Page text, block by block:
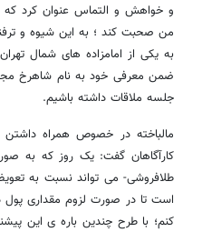
و خواهش و التماس عنوان کرد
من صحبت کند ؛ به این شیوه و
به یکی از امامزاده های شمال
ضمن معرفی خود به نام شاهرخ
جلسه ملاقات داشته باشیم.
مالباخته در خصوص همراه
کارآگاهان گفت: یک روز که به
طلافروشی- می تواند نسبت به
است تا در صورت لزوم مقداری پول
کنم؛ با طرح چندین باره ی این